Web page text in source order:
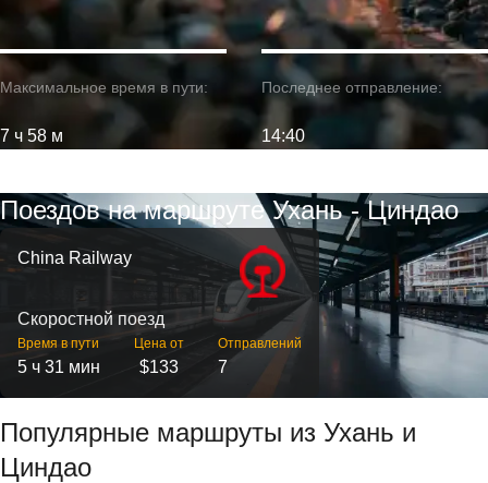
Максимальное время в пути:
7 ч 58 м
Последнее отправление:
14:40
Поездов на маршруте Ухань - Циндао
China Railway
Скоростной поезд
Время в пути
5 ч 31 мин
Цена от
$133
Отправлений
7
Популярные маршруты из Ухань и
Циндао